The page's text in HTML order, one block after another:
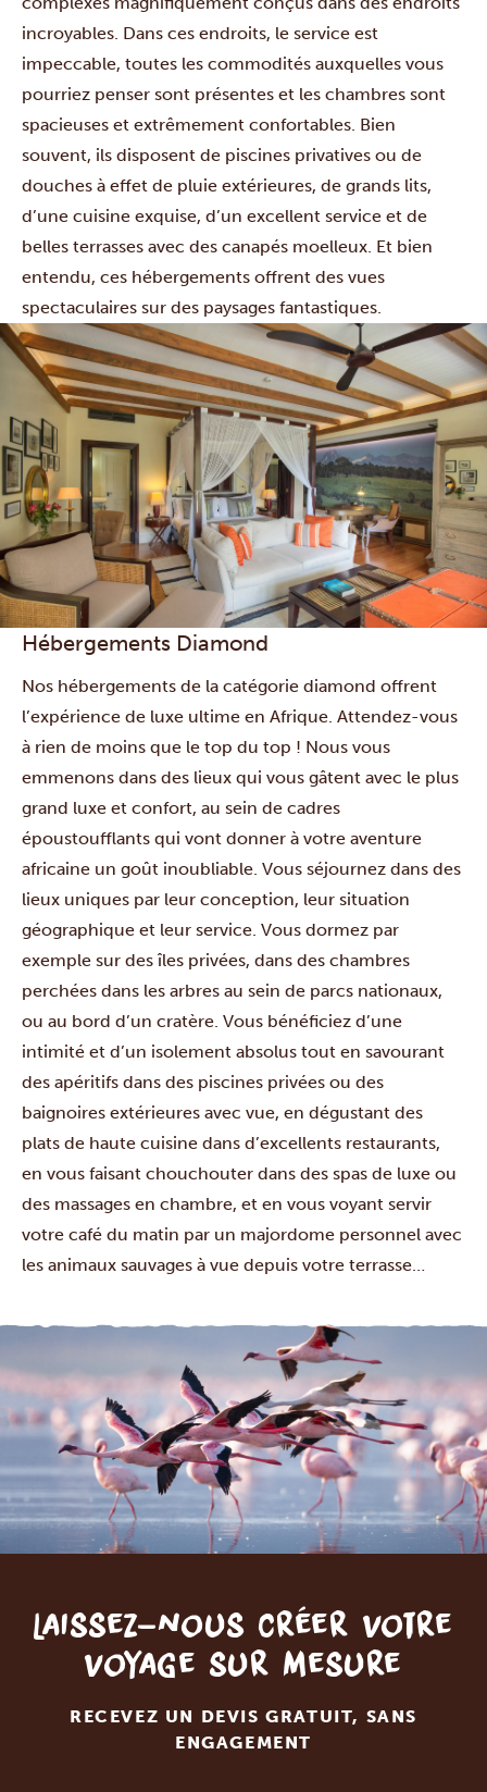
incroyables. Dans ces endroits, le service est
impeccable, toutes les commodités auxquelles vous
pourriez penser sont présentes et les chambres sont
spacieuses et extrêmement confortables. Bien
souvent, ils disposent de piscines privatives ou de
douches à effet de pluie extérieures, de grands lits,
d’une cuisine exquise, d’un excellent service et de
belles terrasses avec des canapés moelleux. Et bien
entendu, ces hébergements offrent des vues
spectaculaires sur des paysages fantastiques.
Hébergements Diamond
Nos hébergements de la catégorie diamond offrent
l’expérience de luxe ultime en Afrique. Attendez-vous
à rien de moins que le top du top ! Nous vous
emmenons dans des lieux qui vous gâtent avec le plus
grand luxe et confort, au sein de cadres
époustoufflants qui vont donner à votre aventure
africaine un goût inoubliable. Vous séjournez dans des
lieux uniques par leur conception, leur situation
géographique et leur service. Vous dormez par
exemple sur des îles privées, dans des chambres
perchées dans les arbres au sein de parcs nationaux,
ou au bord d’un cratère. Vous bénéficiez d’une
intimité et d’un isolement absolus tout en savourant
des apéritifs dans des piscines privées ou des
baignoires extérieures avec vue, en dégustant des
plats de haute cuisine dans d’excellents restaurants,
en vous faisant chouchouter dans des spas de luxe ou
des massages en chambre, et en vous voyant servir
votre café du matin par un majordome personnel avec
les animaux sauvages à vue depuis votre terrasse…
Laissez-nous créer votre
voyage sur mesure
RECEVEZ UN DEVIS GRATUIT, SANS
ENGAGEMENT